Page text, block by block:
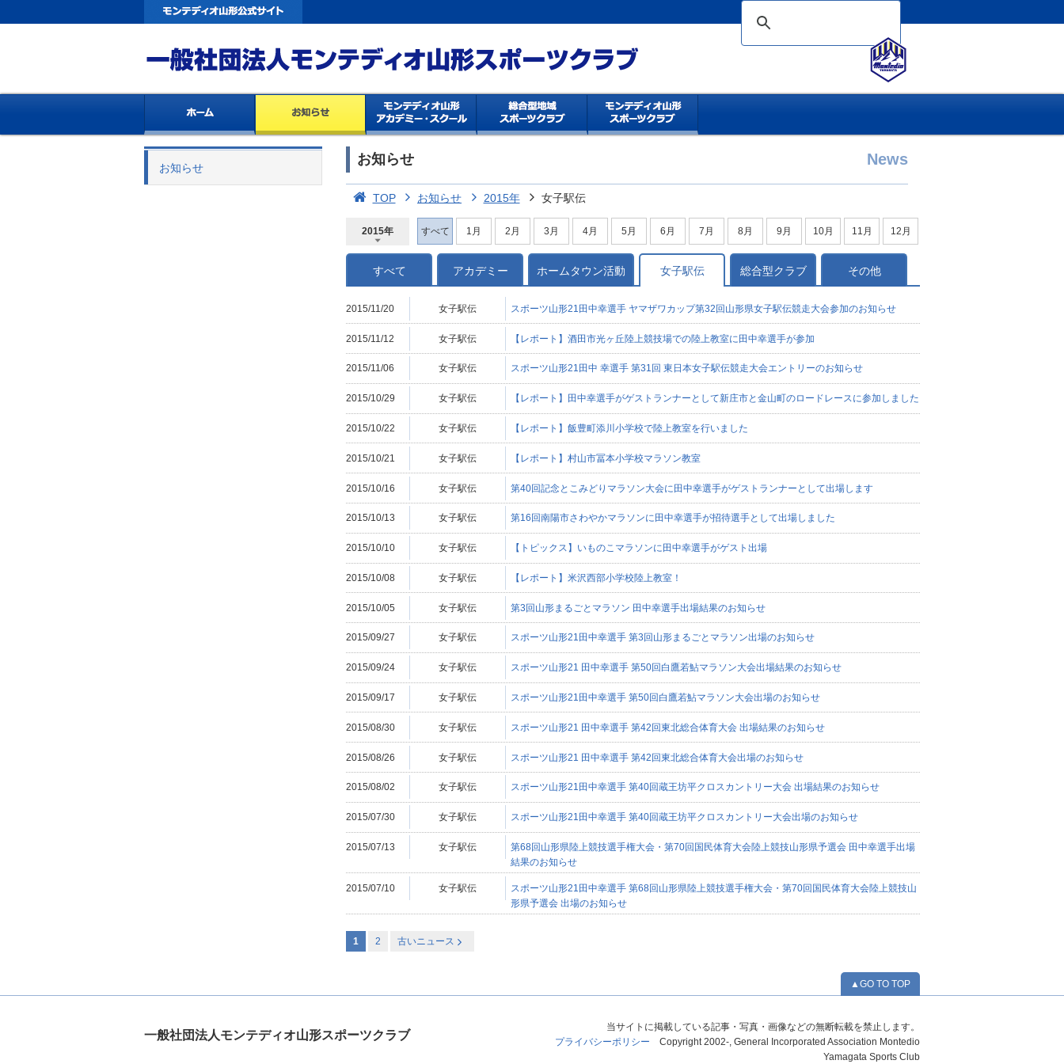
お知らせ
お知らせ News
TOP お知らせ 2015年 女子駅伝
2015年 すべて 1月 2月 3月 4月 5月 6月 7月 8月 9月 10月 11月 12月
すべて アカデミー ホームタウン活動 女子駅伝 総合型クラブ その他
2015/11/20 女子駅伝 スポーツ山形21田中幸選手 ヤマザワカップ第32回山形県女子駅伝競走大会参加のお知らせ
2015/11/12 女子駅伝 【レポート】酒田市光ヶ丘陸上競技場での陸上教室に田中幸選手が参加
2015/11/06 女子駅伝 スポーツ山形21田中 幸選手 第31回 東日本女子駅伝競走大会エントリーのお知らせ
2015/10/29 女子駅伝 【レポート】田中幸選手がゲストランナーとして新庄市と金山町のロードレースに参加しました
2015/10/22 女子駅伝 【レポート】飯豊町添川小学校で陸上教室を行いました
2015/10/21 女子駅伝 【レポート】村山市冨本小学校マラソン教室
2015/10/16 女子駅伝 第40回記念とこみどりマラソン大会に田中幸選手がゲストランナーとして出場します
2015/10/13 女子駅伝 第16回南陽市さわやかマラソンに田中幸選手が招待選手として出場しました
2015/10/10 女子駅伝 【トピックス】いものこマラソンに田中幸選手がゲスト出場
2015/10/08 女子駅伝 【レポート】米沢西部小学校陸上教室！
2015/10/05 女子駅伝 第3回山形まるごとマラソン 田中幸選手出場結果のお知らせ
2015/09/27 女子駅伝 スポーツ山形21田中幸選手 第3回山形まるごとマラソン出場のお知らせ
2015/09/24 女子駅伝 スポーツ山形21 田中幸選手 第50回白鷹若鮎マラソン大会出場結果のお知らせ
2015/09/17 女子駅伝 スポーツ山形21田中幸選手 第50回白鷹若鮎マラソン大会出場のお知らせ
2015/08/30 女子駅伝 スポーツ山形21 田中幸選手 第42回東北総合体育大会 出場結果のお知らせ
2015/08/26 女子駅伝 スポーツ山形21 田中幸選手 第42回東北総合体育大会出場のお知らせ
2015/08/02 女子駅伝 スポーツ山形21田中幸選手 第40回蔵王坊平クロスカントリー大会 出場結果のお知らせ
2015/07/30 女子駅伝 スポーツ山形21田中幸選手 第40回蔵王坊平クロスカントリー大会出場のお知らせ
2015/07/13 女子駅伝
第68回山形県陸上競技選手権大会・第70回国民体育大会陸上競技山形県予選会 田中幸選手出場
結果のお知らせ
2015/07/10 女子駅伝
スポーツ山形21田中幸選手 第68回山形県陸上競技選手権大会・第70回国民体育大会陸上競技山
形県予選会 出場のお知らせ
1 2 古いニュース
一般社団法人モンテディオ山形スポーツクラブ
当サイトに掲載している記事・写真・画像などの無断転載を禁止します。
プライバシーポリシー Copyright 2002-, General Incorporated Association Montedio
Yamagata Sports Club
▲GO TO TOP